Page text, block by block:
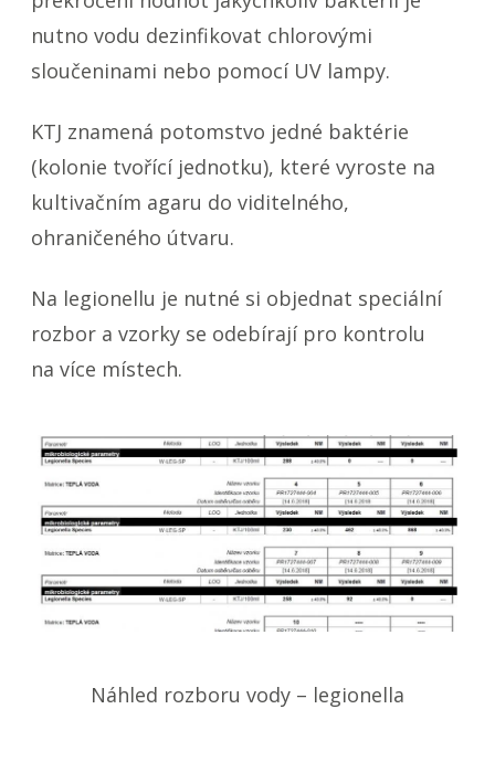
nutno vodu dezinfikovat chlorovými
sloučeninami nebo pomocí UV lampy.
KTJ znamená potomstvo jedné baktérie
(kolonie tvořící jednotku), které vyroste na
kultivačním agaru do viditelného,
ohraničeného útvaru.
Na legionellu je nutné si objednat speciální
rozbor a vzorky se odebírají pro kontrolu
na více místech.
Náhled rozboru vody – legionella